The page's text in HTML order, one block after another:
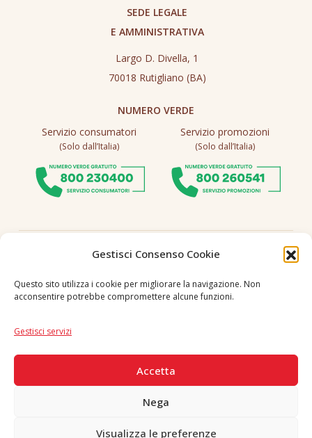
Gestisci Consenso Cookie
Questo sito utilizza i cookie per migliorare la navigazione. Non
acconsentire potrebbe compromettere alcune funzioni.
Gestisci servizi
Accetta
Nega
Visualizza le preferenze
SEDE LEGALE
E AMMINISTRATIVA
Largo D. Divella, 1
70018 Rutigliano (BA)
NUMERO VERDE
Servizio consumatori
(Solo dall’Italia)
Servizio promozioni
(Solo dall’Italia)
Seguici